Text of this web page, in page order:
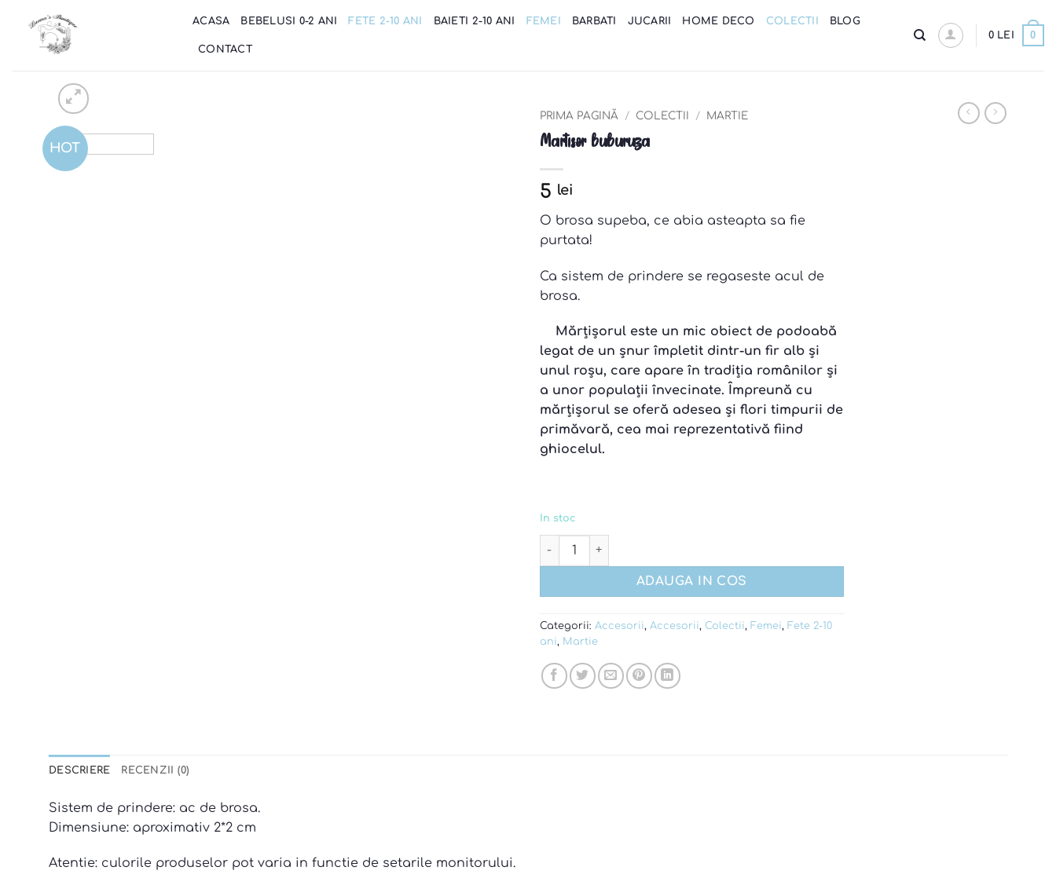
content
ACASA BEBELUSI 0-2 ANI FETE 2-10 ANI BAIETI 2-10 ANI FEMEI BARBATI JUCARII HOME DECO COLECTII BLOG
CONTACT
0 LEI 0
HOT
PRIMA PAGINĂ / COLECTII / MARTIE
Martisor buburuza
5 lei
O brosa supeba, ce abia asteapta sa fie
purtata!
Ca sistem de prindere se regaseste acul de
brosa.
Mărțișorul este un mic obiect de podoabă
legat de un șnur împletit dintr-un fir alb și
unul roșu, care apare în tradiția românilor și
a unor populații învecinate. Împreună cu
mărțișorul se oferă adesea și flori timpurii de
primăvară, cea mai reprezentativă fiind
ghiocelul.
In stoc
Cantitate Martisor buburuza
ADAUGA IN COS
Categorii: Accesorii, Accesorii, Colectii, Femei, Fete 2-10
ani, Martie
DESCRIERE RECENZII (0)
Sistem de prindere: ac de brosa.
Dimensiune: aproximativ 2*2 cm
Atentie: culorile produselor pot varia in functie de setarile monitorului.